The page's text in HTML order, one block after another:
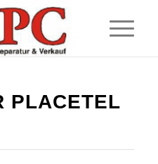
PLACETEL